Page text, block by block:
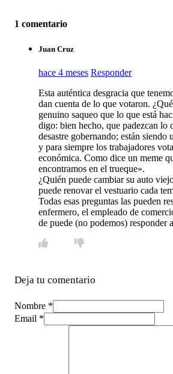
1 comentario
Juan Cruz
hace 4 meses Responder
Esta auténtica desgracia que
dan cuenta de lo que votaron.
genuino saqueo que lo que está
digo: bien hecho, que padezcan lo
desastre gobernando; están
y para siempre los trabajadores
económica. Como dice un meme
encontramos en el trueque».
¿Quién puede cambiar su auto
puede renovar el vestuario cada
Todas esas preguntas las pueden
enfermero, el empleado de
de puede (no podemos) responder
Deja tu comentario
Nombre *
Email *